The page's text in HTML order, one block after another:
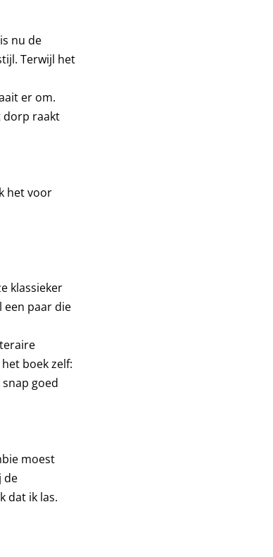
nu de
Terwijl het
er om.
dorp raakt
het voor
klassieker
een paar die
boek zelf:
goed
moest
de
dat ik las.